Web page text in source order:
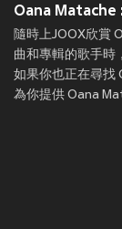
Oana Matache
隨時上JOOX欣賞
曲和專輯的歌手時
如果你也正在尋找
為你提供 Oana